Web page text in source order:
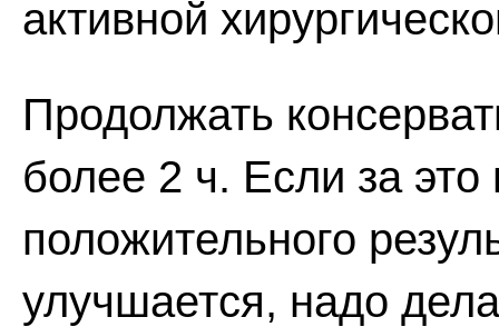
активной
Продолжать
более 2 ч. Если за
положительного
улучшается, надо